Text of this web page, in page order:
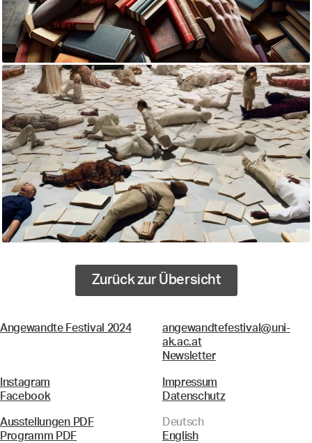
Zurück zur Übersicht
Angewandte Festival 2024
angewandtefestival@uni-
ak.ac.at
Newsletter
Instagram
Facebook
Impressum
Datenschutz
Ausstellungen PDF
Programm PDF
Deutsch
English